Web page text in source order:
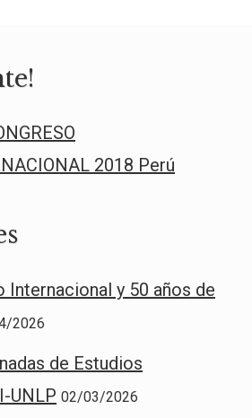
2018 Perú
Internacional y 50 años de
2026
de Estudios
UNLP 02/03/2026